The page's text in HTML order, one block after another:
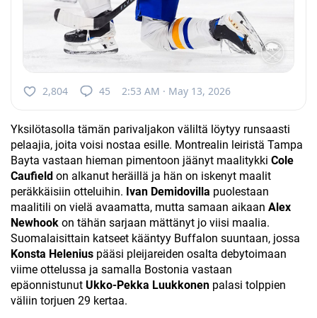
2,804 45 2:53 AM · May 13, 2026
Yksilötasolla tämän parivaljakon väliltä löytyy runsaasti
pelaajia, joita voisi nostaa esille. Montrealin leiristä Tampa
Bayta vastaan hieman pimentoon jäänyt maalitykki Cole
Caufield on alkanut heräillä ja hän on iskenyt maalit
peräkkäisiin otteluihin. Ivan Demidovilla puolestaan
maalitili on vielä avaamatta, mutta samaan aikaan Alex
Newhook on tähän sarjaan mättänyt jo viisi maalia.
Suomalaisittain katseet kääntyy Buffalon suuntaan, jossa
Konsta Helenius pääsi pleijareiden osalta debytoimaan
viime ottelussa ja samalla Bostonia vastaan
epäonnistunut Ukko-Pekka Luukkonen palasi tolppien
väliin torjuen 29 kertaa.